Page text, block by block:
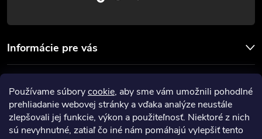
Používame súborycookie, aby sme vám umožnili pohodlné
prehliadanie webovej stránky a vďaka analýze neustále
zlepšovali jej funkcie, výkon a použiteľnosť. Niektoré z nich
sú nevyhnutné, zatiaľ čo iné nám pomáhajú vylepšiť tento
Informácie pre vás
Prijímame online platby